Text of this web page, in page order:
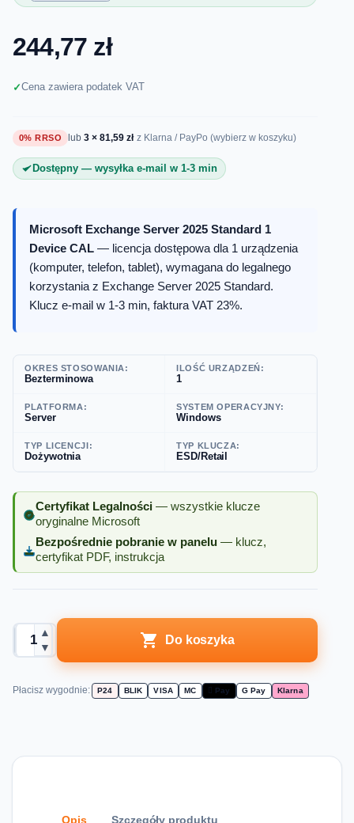
244,77 zł
Cena zawiera podatek VAT
0% RRSO lub3 × 81,59 zł z Klarna / PayPo (wybierz w koszyku)
Dostępny — wysyłka e-mail w 1-3 min
Certyfikat Legalności — wszystkie klucze
oryginalne Microsoft
Bezpośrednie pobranie w panelu — klucz,
certyfikat PDF, instrukcja
OKRES STOSOWANIA:
Bezterminowa
ILOŚĆ URZĄDZEŃ:
1
PLATFORMA:
Server
SYSTEM OPERACYJNY:
Windows
TYP LICENCJI:
Dożywotnia
TYP KLUCZA:
ESD/Retail
▲
▼
 Do koszyka
Płacisz wygodnie: P24 BLIK VISA MC  Pay G Pay Klarna
Microsoft Exchange Server 2025 Standard 1
Device CAL— licencja dostępowa dla 1 urządzenia
(komputer, telefon, tablet), wymagana do legalnego
korzystania z Exchange Server 2025 Standard.
Klucz e-mail w 1-3 min, faktura VAT 23%.
Opis Szczegóły produktu